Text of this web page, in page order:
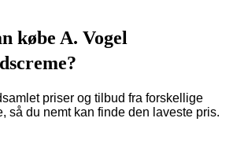
købe A. Vogel
priser og tilbud fra forskellige
så du nemt kan finde den laveste pris.